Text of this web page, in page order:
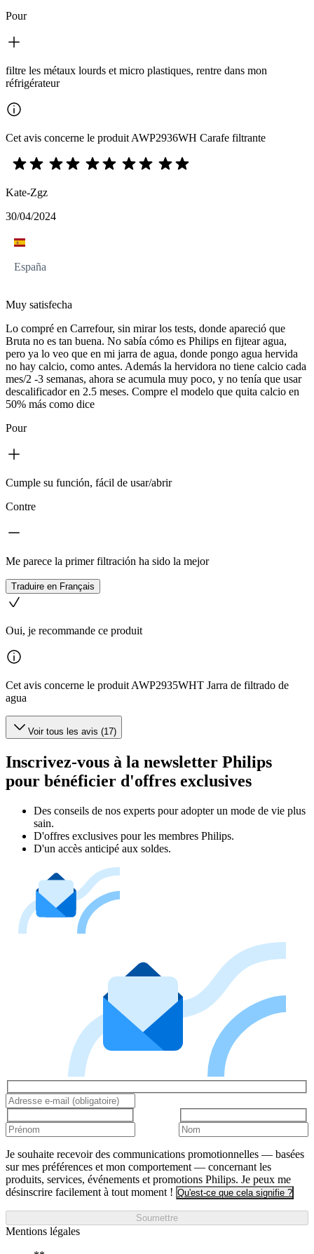
Pour
filtre les métaux lourds et micro plastiques, rentre dans mon
réfrigérateur
Cet avis concerne le produit AWP2936WH Carafe filtrante
Kate-Zgz
30/04/2024
España
Muy satisfecha
Lo compré en Carrefour, sin mirar los tests, donde apareció que
Bruta no es tan buena. No sabía cómo es Philips en fijtear agua,
pero ya lo veo que en mi jarra de agua, donde pongo agua hervida
no hay calcio, como antes. Además la hervidora no tiene calcio cada
mes/2 -3 semanas, ahora se acumula muy poco, y no tenía que usar
descalificador en 2.5 meses. Compre el modelo que quita calcio en
50% más como dice
Pour
Cumple su función, fácil de usar/abrir
Contre
Me parece la primer filtración ha sido la mejor
Traduire en Français
Oui, je recommande ce produit
Cet avis concerne le produit AWP2935WHT Jarra de filtrado de
agua
Voir tous les avis (17)
Inscrivez-vous à la newsletter Philips
pour bénéficier d'offres exclusives
Des conseils de nos experts pour adopter un mode de vie plus
sain.
D'offres exclusives pour les membres Philips.
D'un accès anticipé aux soldes.
Je souhaite recevoir des communications promotionnelles — basées
sur mes préférences et mon comportement — concernant les
produits, services, événements et promotions Philips. Je peux me
désinscrire facilement à tout moment ! Qu'est-ce que cela signifie ?
Soumettre
Mentions légales